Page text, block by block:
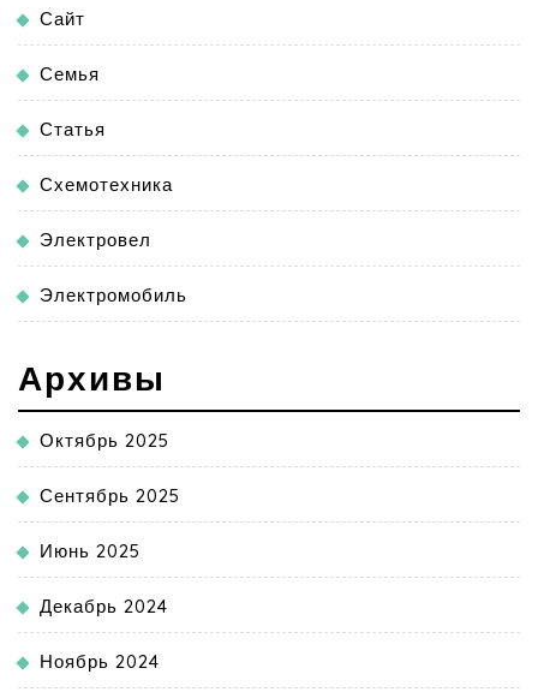
Сайт
Семья
Статья
Схемотехника
Электровел
Электромобиль
Архивы
Октябрь 2025
Сентябрь 2025
Июнь 2025
Декабрь 2024
Ноябрь 2024